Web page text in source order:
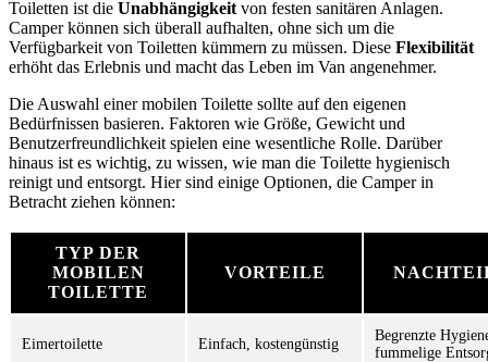
Toiletten ist die Unabhängigkeit von festen sanitären Anlagen.
Camper können sich überall aufhalten, ohne sich um die
Verfügbarkeit von Toiletten kümmern zu müssen. Diese Flexibilität
erhöht das Erlebnis und macht das Leben im Van angenehmer.
Die Auswahl einer mobilen Toilette sollte auf den eigenen
Bedürfnissen basieren. Faktoren wie Größe, Gewicht und
Benutzerfreundlichkeit spielen eine wesentliche Rolle. Darüber
hinaus ist es wichtig, zu wissen, wie man die Toilette hygienisch
reinigt und entsorgt. Hier sind einige Optionen, die Camper in
Betracht ziehen können:
TYP DER
MOBILEN
TOILETTE
VORTEILE
Eimertoilette Einfach, kostengünstig
Begrenzte
fummelige